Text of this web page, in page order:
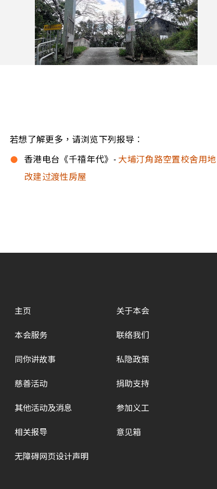
若想了解更多，请浏览下列报导︰
香港电台《千禧年代》- 大埔汀角路空置校舍用地
改建过渡性房屋
主页
本会服务
同你讲故事
慈善活动
其他活动及消息
相关报导
关于本会
联络我们
私隐政策
捐助支持
参加义工
意见箱
无障碍网页设计声明